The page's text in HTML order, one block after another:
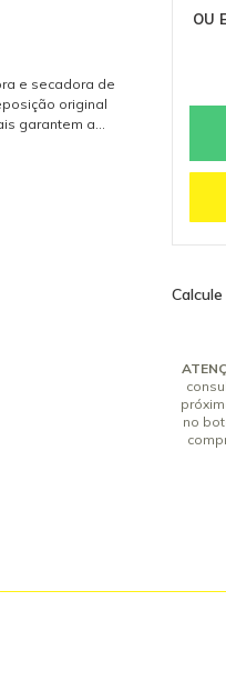
e secadora de
original
garantem a
e do
OU
no